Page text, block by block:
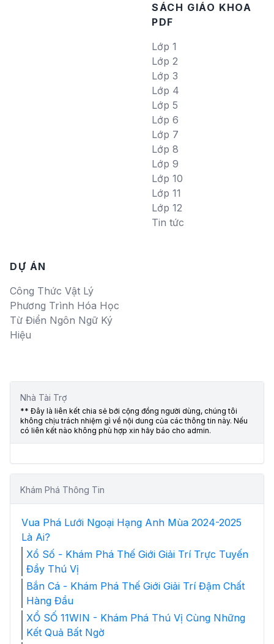
SÁCH GIÁO KHOA
PDF
Lớp 1
Lớp 2
Lớp 3
Lớp 4
Lớp 5
Lớp 6
Lớp 7
Lớp 8
Lớp 9
Lớp 10
Lớp 11
Lớp 12
Tin tức
DỰ ÁN
Công Thức Vật Lý
Phương Trình Hóa Học
Từ Điển Ngôn Ngữ Ký
Hiệu
Nhà Tài Trợ
** Đây là liên kết chia sẻ bới cộng đồng người dùng, chúng tôi
không chịu trách nhiệm gì về nội dung của các thông tin này. Nếu
có liên kết nào không phù hợp xin hãy báo cho admin.
Khám Phá Thông Tin
Vua Phá Lưới Ngoại Hạng Anh Mùa 2024-2025
Là Ai?
Xổ Số - Khám Phá Thế Giới Giải Trí Trực Tuyến
Đầy Thú Vị
Bắn Cá - Khám Phá Thế Giới Giải Trí Đậm Chất
Hàng Đầu
XỔ SỐ 11WIN - Khám Phá Thú Vị Cùng Những
Kết Quả Bất Ngờ